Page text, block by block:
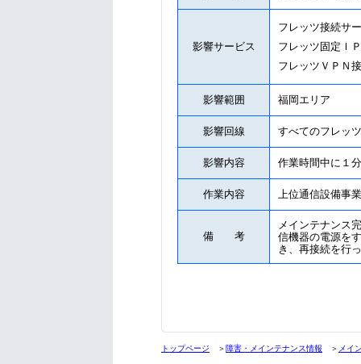
影響サービス
フレッツ接続サ
フレッツ固定Ｉ
フレッツＶＰＮ
影響範囲 福岡エリア
影響回線 すべてのフレッ
影響内容 作業時間中に１
作業内容 上位通信設備事
備 考
メインテナンス
信機器の電源を
き、再接続を行
トップページ ＞障害・メインテナンス情報 ＞ メイ